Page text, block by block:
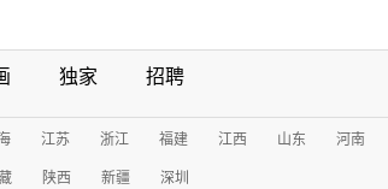
独家 招聘
江苏 浙江 福建 江西 山东 河南
陕西 新疆 深圳